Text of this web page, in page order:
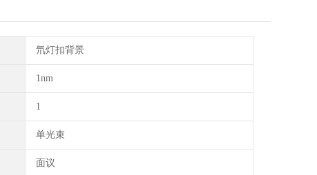
氘灯扣背景
1nm
1
单光束
面议